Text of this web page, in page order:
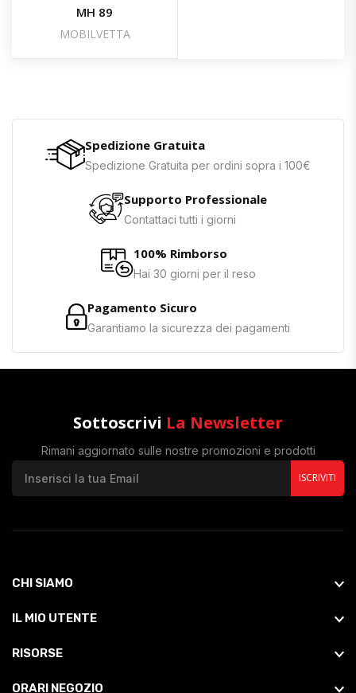
MH 89
MOBILVETTA
Spedizione Gratuita
Spedizione Gratuita per ordini sopra i 100€
Supporto Professionale
Contattaci tutti i giorni
100% Rimborso
Hai 30 giorni per il reso
Pagamento Sicuro
Garantiamo la sicurezza dei pagamenti
Sottoscrivi La Newsletter
Rimani aggiornato sulle nostre promozioni e prodotti
ISCRIVITI
CHI SIAMO
IL MIO UTENTE
RISORSE
ORARI NEGOZIO